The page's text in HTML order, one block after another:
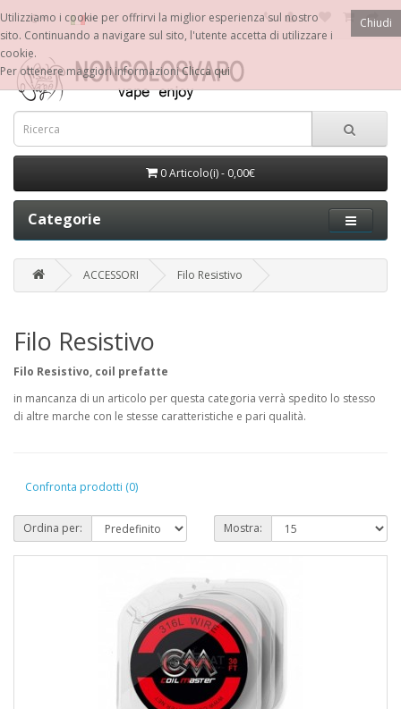
€
0 Articolo(i) - 0,00€
Categorie
ACCESSORI Filo Resistivo
Filo Resistivo
Filo Resistivo, coil prefatte
in mancanza di un articolo per questa categoria verrà spedito lo stesso
di altre marche con le stesse caratteristiche e pari qualità.
Confronta prodotti (0)
Ordina per: Mostra:
Chiudi
Utilizziamo i cookie per offrirvi la miglior esperienza sul nostro
sito. Continuando a navigare sul sito, l'utente accetta di utilizzare i
cookie.
Per ottenere maggiori informazioniClicca qui